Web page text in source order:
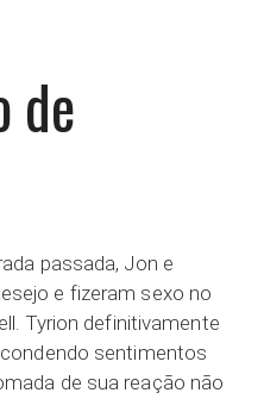
de
passada, Jon e
e fizeram sexo no
Tyrion definitivamente
sentimentos
de sua reação não